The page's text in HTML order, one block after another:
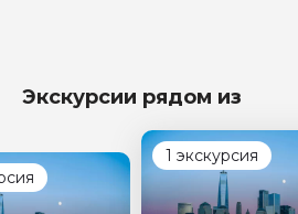
Экскурсии рядом из
1 экскурсия